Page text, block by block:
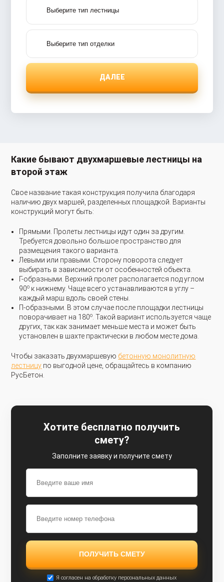
ДАЛЕЕ
Какие бывают двухмаршевые лестницы на
второй этаж
Свое название такая конструкция получила благодаря
наличию двух маршей, разделенных площадкой. Варианты
конструкций могут быть:
Прямыми. Пролеты лестницы идут один за другим.
Требуется довольно большое пространство для
размещения такого варианта.
Левыми или правыми. Сторону поворота следует
выбирать в зависимости от особенностей объекта.
Г-образными. Верхний пролет располагается под углом
90ок нижнему. Чаще всего устанавливаются в углу –
каждый марш вдоль своей стены.
П-образными. В этом случае после площадки лестницы
поворачивает на 180о. Такой вариант используется чаще
других, так как занимает меньше места и может быть
установлен в шахте практически в любом месте дома.
Чтобы заказать двухмаршевую бетонную монолитную
лестницу по выгодной цене, обращайтесь в компанию
РусБетон.
Хотите бесплатно получить
смету?
Заполните заявку и получите смету
Я согласен на обработку персональных данных